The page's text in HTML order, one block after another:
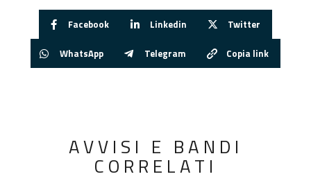
Facebook Linkedin Twitter
WhatsApp Telegram Copia link
AVVISI E BANDI
CORRELATI